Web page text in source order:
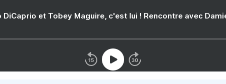
DiCaprio et Tobey Maguire, c'est lui ! Rencontre avec